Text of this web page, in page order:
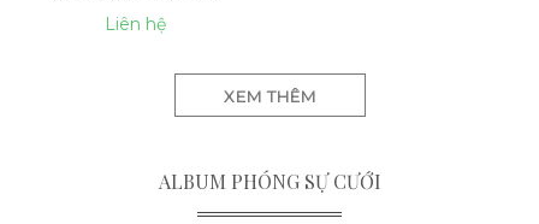
Liên hệ
XEM THÊM
ALBUM PHÓNG SỰ CƯỚI